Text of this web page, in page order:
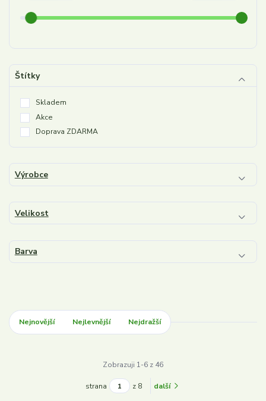
Štítky
Skladem
Akce
Doprava ZDARMA
Výrobce
Velikost
Barva
Nejnovější Nejlevnější Nejdražší
Zobrazuji 1-6 z 46
strana z 8 další